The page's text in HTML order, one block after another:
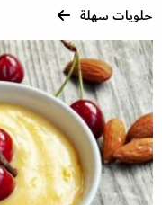
حلويات سهلة